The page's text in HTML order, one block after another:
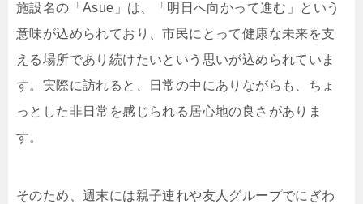
施設名の「Asue」は、「明日へ向かって進む」という
意味が込められており、市民にとって健康な未来を支
える場所であり続けたいという思いが込められていま
す。実際に訪れると、日常の中にありながらも、ちょ
っとした非日常を感じられる居心地の良さがありま
す。
そのため、週末には親子連れや友人グループでにぎわ